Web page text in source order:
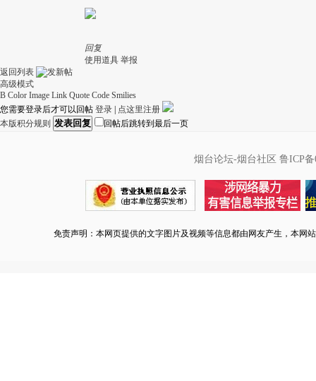
回复
使用道具 举报
返回列表
高级模式
B Color Image Link Quote Code Smilies
您需要登录后才可以回帖 登录
点这里注册
本版积分规则 发表回复 回帖后跳转到最后一页
烟台论坛-烟台社区 鲁ICP备
免责声明：本网页提供的文字图片及视频等信息都由网友产生，本网